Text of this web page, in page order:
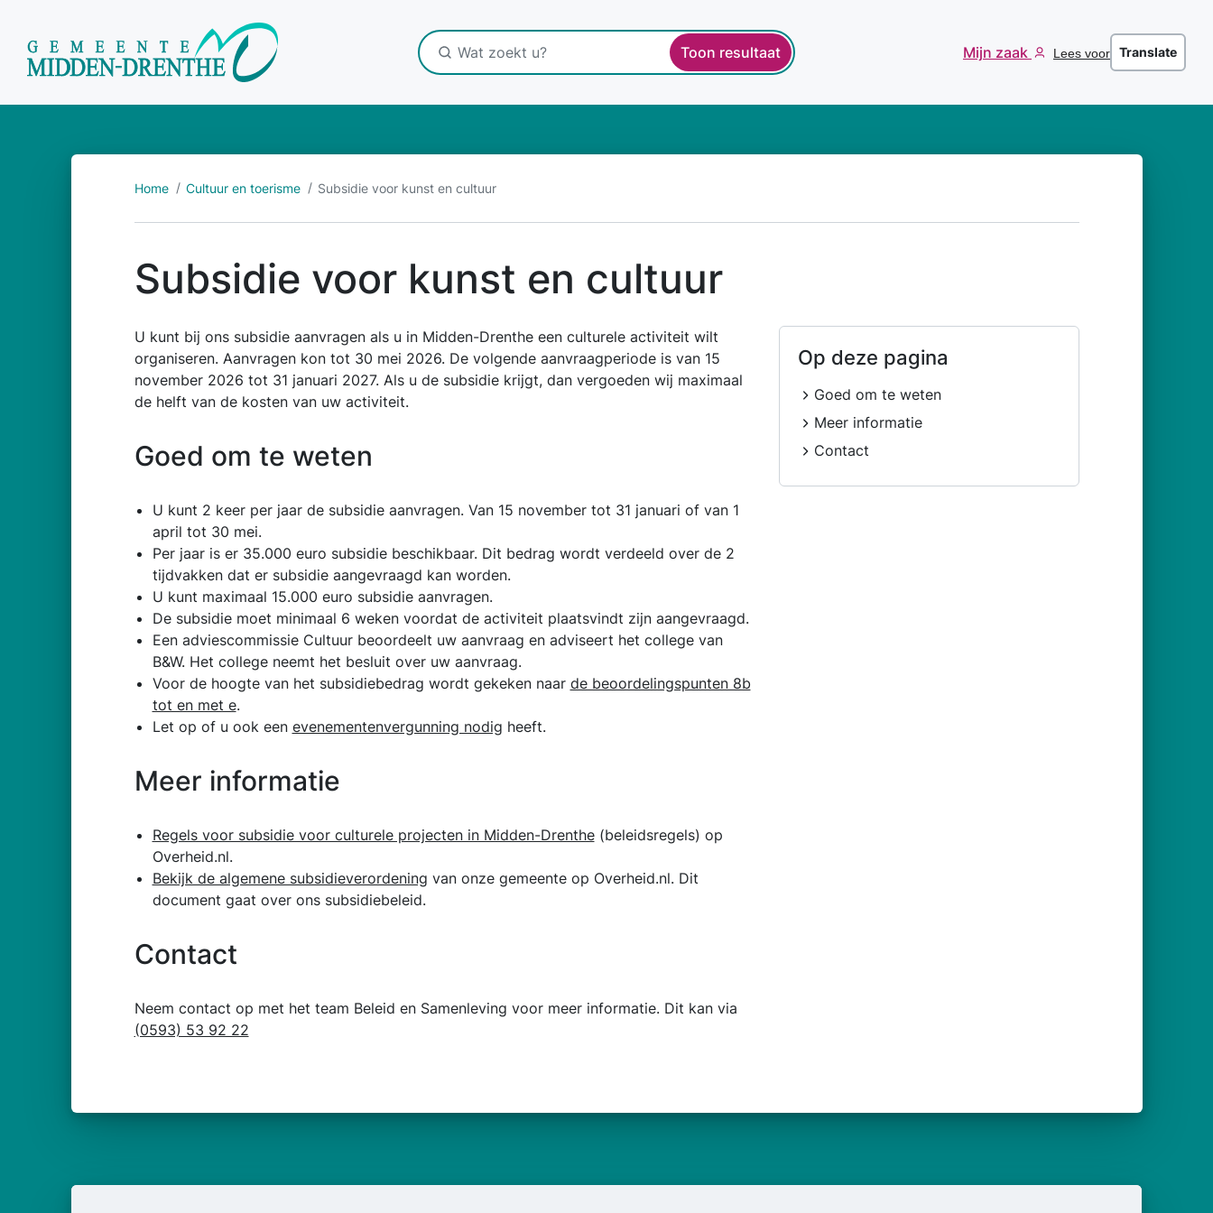
Toon resultaat Mijn zaak Lees voor Translate
Home Cultuur en toerisme Subsidie voor kunst en cultuur
Subsidie voor kunst en cultuur
U kunt bij ons subsidie aanvragen als u in Midden-Drenthe een culturele activiteit wilt
organiseren. Aanvragen kon tot 30 mei 2026. De volgende aanvraagperiode is van 15
november 2026 tot 31 januari 2027. Als u de subsidie krijgt, dan vergoeden wij maximaal
de helft van de kosten van uw activiteit.
Goed om te weten
U kunt 2 keer per jaar de subsidie aanvragen. Van 15 november tot 31 januari of van 1
april tot 30 mei.
Per jaar is er 35.000 euro subsidie beschikbaar. Dit bedrag wordt verdeeld over de 2
tijdvakken dat er subsidie aangevraagd kan worden.
U kunt maximaal 15.000 euro subsidie aanvragen.
De subsidie moet minimaal 6 weken voordat de activiteit plaatsvindt zijn aangevraagd.
Een adviescommissie Cultuur beoordeelt uw aanvraag en adviseert het college van
B&W. Het college neemt het besluit over uw aanvraag.
Voor de hoogte van het subsidiebedrag wordt gekeken naar de beoordelingspunten 8b
tot en met e.
Let op of u ook een evenementenvergunning nodig heeft.
Meer informatie
Regels voor subsidie voor culturele projecten in Midden-Drenthe(beleidsregels) op
Overheid.nl.
Bekijk de algemene subsidieverordening van onze gemeente op Overheid.nl. Dit
document gaat over ons subsidiebeleid.
Contact
Neem contact op met het team Beleid en Samenleving voor meer informatie. Dit kan via
(0593) 53 92 22
Op deze pagina
Goed om te weten
Meer informatie
Contact